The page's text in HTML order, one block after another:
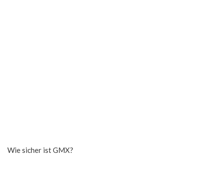
Wie sicher ist GMX?